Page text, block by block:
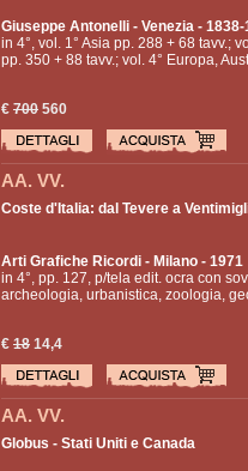
Giuseppe Antonelli - Venezia -
in 4°, vol. 1° Asia pp. 288 + 68 tavv.;
pp. 350 + 88 tavv.; vol. 4° Europa,
€ 700 560
AA. VV.
Coste d'Italia: dal Tevere a
Arti Grafiche Ricordi - Milano - 1971
in 4°, pp. 127, p/tela edit. ocra con
archeologia, urbanistica, zoologia,
€ 18 14,4
AA. VV.
Globus - Stati Uniti e Canada